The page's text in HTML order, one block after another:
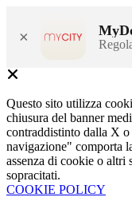
×
Questo sito utilizza
chiusura del banner
contraddistinto dalla X
navigazione" comporta
assenza di cookie o altri
sopracitati.
COOKIE POLICY